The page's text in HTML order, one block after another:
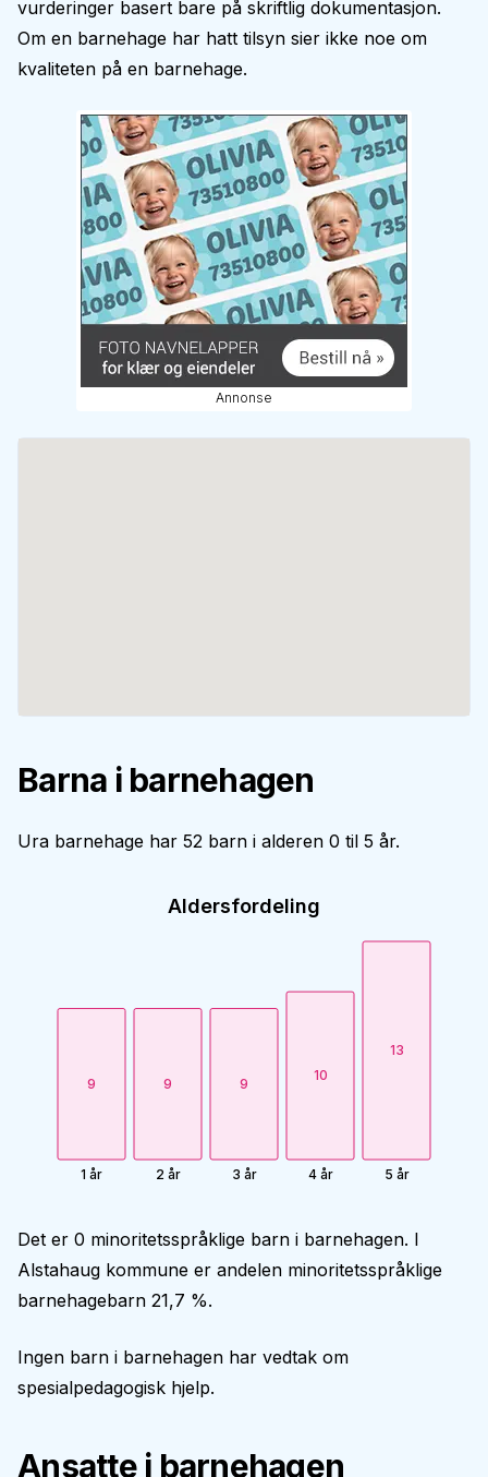
vurderinger basert bare på skriftlig dokumentasjon.
Om en barnehage har hatt tilsyn sier ikke noe om
kvaliteten på en barnehage.
Annonse
Barna i barnehagen
Ura barnehage har 52 barn i alderen 0 til 5 år.
Aldersfordeling
9
1 år
9
2 år
9
3 år
10
4 år
13
5 år
Det er 0 minoritetsspråklige barn i barnehagen. I
Alstahaug kommune er andelen minoritetsspråklige
barnehagebarn 21,7 %.
Ingen barn i barnehagen har vedtak om
spesialpedagogisk hjelp.
Ansatte i barnehagen